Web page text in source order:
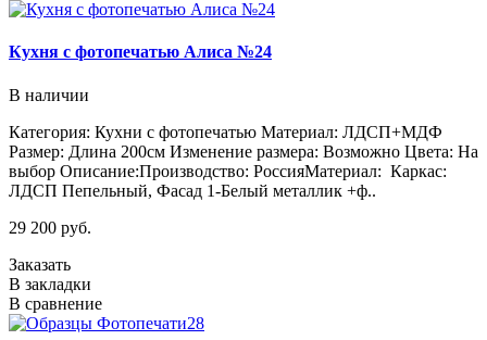
Кухня с фотопечатью Алиса №24
В наличии
Категория: Кухни с фотопечатью Материал: ЛДСП+МДФ
Размер: Длина 200см Изменение размера: Возможно Цвета: На
выбор Описание:Производство: РоссияМатериал: Каркас:
ЛДСП Пепельный, Фасад 1-Белый металлик +ф..
29 200 руб.
Заказать
В закладки
В сравнение